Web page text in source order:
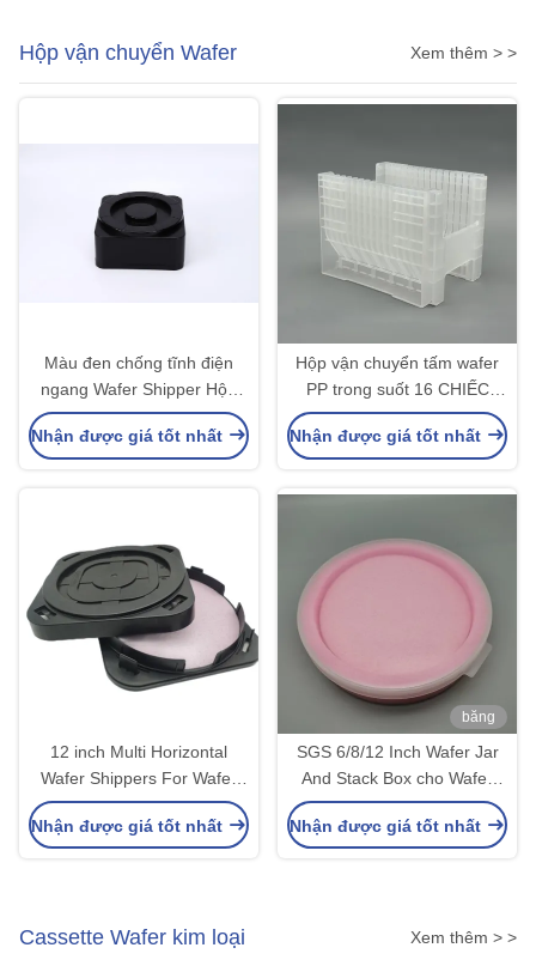
Hộp vận chuyển Wafer Xem thêm > >
Màu đen chống tĩnh điện
ngang Wafer Shipper Hộp
mở OEM ODM
Nhận được giá tốt nhất
Hộp vận chuyển tấm wafer
PP trong suốt 16 CHIẾC
dùng để vận chuyển tấm
wafer bán dẫn
Nhận được giá tốt nhất
12 inch Multi Horizontal
Wafer Shippers For Wafer
Fab phù hợp với SGS
Nhận được giá tốt nhất
băng
SGS 6/8/12 Inch Wafer Jar
And Stack Box cho Wafer
Carrier và Storage
Nhận được giá tốt nhất
Cassette Wafer kim loại Xem thêm > >